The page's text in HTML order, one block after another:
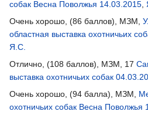
собак Весна Поволжья 14.03.2015
Очень хорошо, (86 баллов), МЗМ,
областная выставка охотничьих
Я.С.
Отлично, (108 баллов), МЗМ, 17
выставка охотничьих собак
Очень хорошо, (94 балла), МЗМ,
охотничьих собак Весна Поволжья